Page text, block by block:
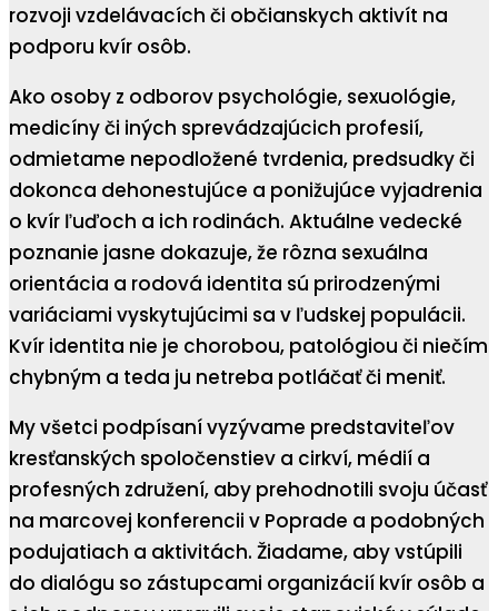
rozvoji vzdelávacích či občianskych aktivít na
podporu kvír osôb.
Ako osoby z odborov psychológie, sexuológie,
medicíny či iných sprevádzajúcich profesií,
odmietame nepodložené tvrdenia, predsudky či
dokonca dehonestujúce a ponižujúce vyjadrenia
o kvír ľuďoch a ich rodinách. Aktuálne vedecké
poznanie jasne dokazuje, že rôzna sexuálna
orientácia a rodová identita sú prirodzenými
variáciami vyskytujúcimi sa v ľudskej populácii.
Kvír identita nie je chorobou, patológiou či niečím
chybným a teda ju netreba potláčať či meniť.
My všetci podpísaní vyzývame predstaviteľov
kresťanských spoločenstiev a cirkví, médií a
profesných združení, aby prehodnotili svoju účasť
na marcovej konferencii v Poprade a podobných
podujatiach a aktivitách. Žiadame, aby vstúpili
do dialógu so zástupcami organizácií kvír osôb a